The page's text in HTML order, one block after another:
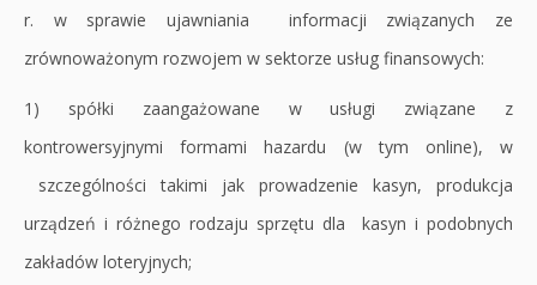
r. w sprawie ujawniania informacji związanych ze
zrównoważonym rozwojem w sektorze usług finansowych:
1) spółki zaangażowane w usługi związane z
kontrowersyjnymi formami hazardu (w tym online), w
szczególności takimi jak prowadzenie kasyn, produkcja
urządzeń i różnego rodzaju sprzętu dla kasyn i podobnych
zakładów loteryjnych;